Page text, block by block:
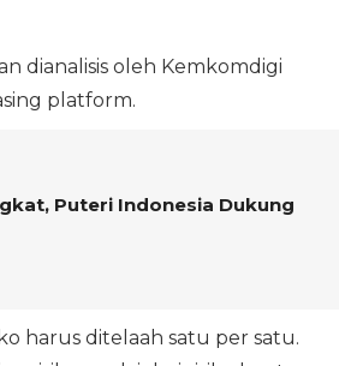
dianalisis oleh Kemkomdigi
platform.
Puteri Indonesia Dukung
harus ditelaah satu per satu.